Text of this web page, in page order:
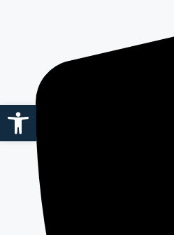
Abrir barra de herramientas